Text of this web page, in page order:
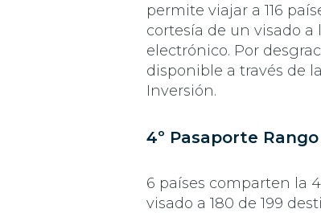
permite viajar a 116
cortesía de un visado
electrónico. Por
disponible a través de
Inversión.
4º Pasaporte
6 países comparten la
visado a 180 de 199